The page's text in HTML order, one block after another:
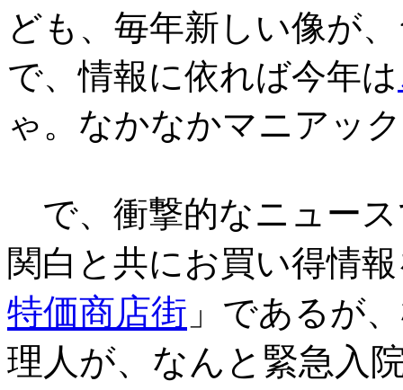
ども、毎年新しい像が
で、情報に依れば今年は
ゃ。なかなかマニアッ
で、衝撃的なニュー
関白と共にお買い得情
特価商店街 」であるが
理人が、なんと緊急入